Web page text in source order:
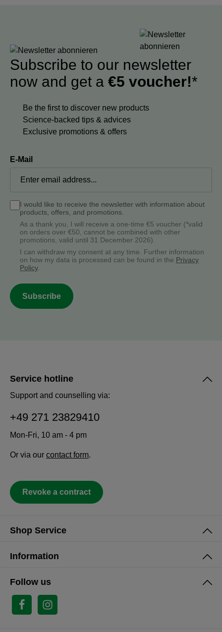
Subscribe to our newsletter
now and get a €5 voucher!*
Be the first to discover new products
Science-backed tips & advices
Exclusive promotions & offers
E-Mail
I would like to receive the newsletter with information about
products, offers, and promotions.
As a thank you, I will receive a one-time €5 voucher (*valid
on orders over €50, cannot be combined with other
promotions, valid until 31 December 2026).
I can withdraw my consent at any time. Further information
on how my data is processed can be found in the Privacy
Policy.
Subscribe
Service hotline
Support and counselling via:
+49 271 23829410
Mon-Fri, 10 am - 4 pm
Or via our contact form.
Revoke a contract
Shop Service
Information
Follow us